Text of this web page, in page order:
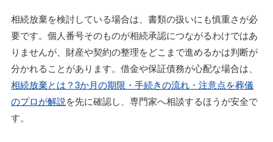
相続放棄を検討している場合は、書類の扱いにも慎重さが必
要です。個人番号そのものが相続承認につながるわけではあ
りませんが、財産や契約の整理をどこまで進めるかは判断が
分かれることがあります。借金や保証債務が心配な場合は、
相続放棄とは？3か月の期限・手続きの流れ・注意点を葬儀
のプロが解説を先に確認し、専門家へ相談するほうが安全で
す。